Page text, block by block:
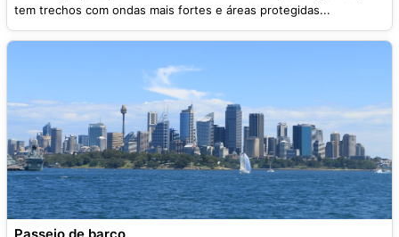
tem trechos com ondas mais fortes e áreas protegidas...